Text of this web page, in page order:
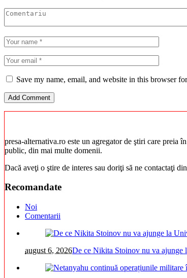
Save my name, email, and website in this browser
presa-alternativa.ro este un agregator de ştiri care
public, din mai multe domenii.
Dacă aveţi o ştire de interes sau doriţi să ne contactaţi
Recomandate
Noi
Comentarii
august 6, 2026De ce Nikita Stoinov nu va ajunge